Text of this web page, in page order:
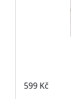
599 Kč